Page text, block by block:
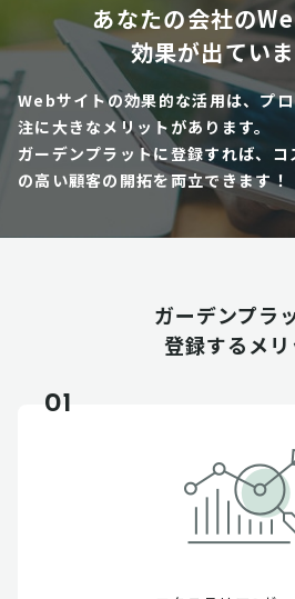
あなたの会社の
効果が出てい
Webサイトの効果的な活用は、プ
注に大きなメリットがあります。
ガーデンプラットに登録すれば、
の高い顧客の開拓を両立できます！
ガーデンプラ
登録するメリ
01